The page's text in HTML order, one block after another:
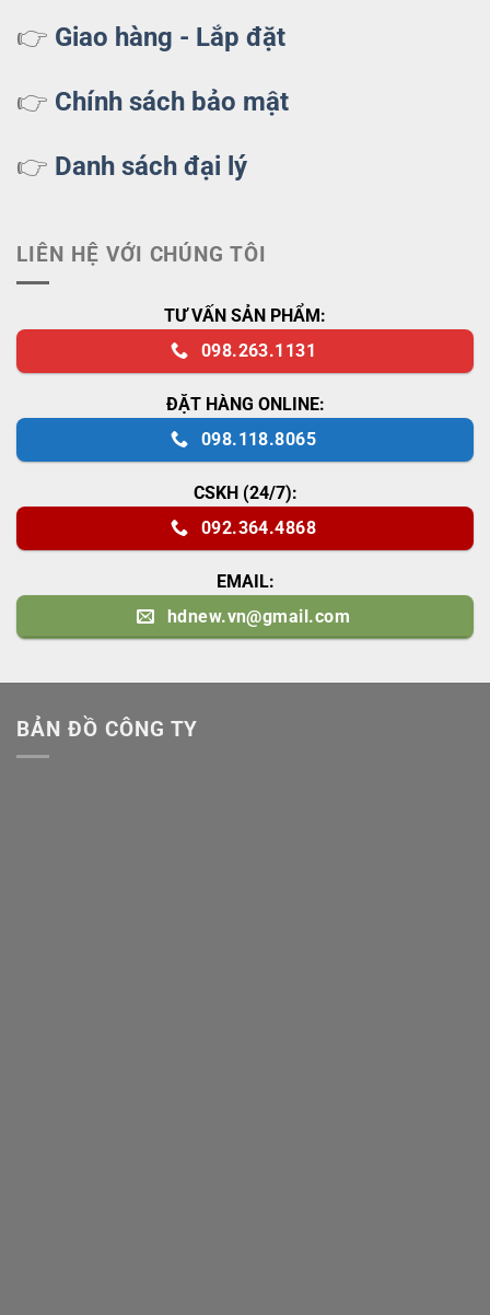
👉 Giao hàng - Lắp đặt
👉 Chính sách bảo mật
👉 Danh sách đại lý
LIÊN HỆ VỚI CHÚNG TÔI
TƯ VẤN SẢN PHẨM:
098.263.1131
ĐẶT HÀNG ONLINE:
098.118.8065
CSKH (24/7):
092.364.4868
EMAIL:
hdnew.vn@gmail.com
BẢN ĐỒ CÔNG TY